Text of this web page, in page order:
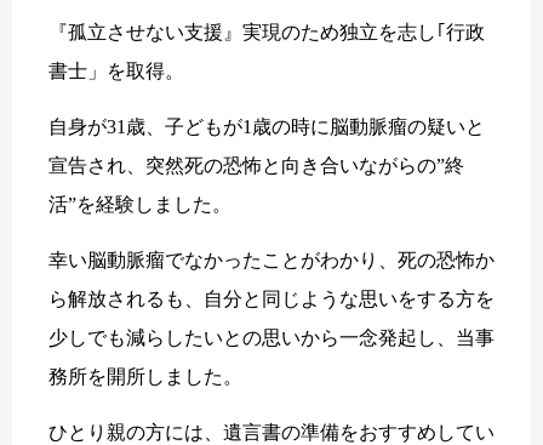
『孤立させない支援』実現のため独立を志し｢行政
書士」を取得。
自身が31歳、子どもが1歳の時に脳動脈瘤の疑いと
宣告され、突然死の恐怖と向き合いながらの”終
活”を経験しました。
幸い脳動脈瘤でなかったことがわかり、死の恐怖か
ら解放されるも、自分と同じような思いをする方を
少しでも減らしたいとの思いから一念発起し、当事
務所を開所しました。
ひとり親の方には、遺言書の準備をおすすめしてい